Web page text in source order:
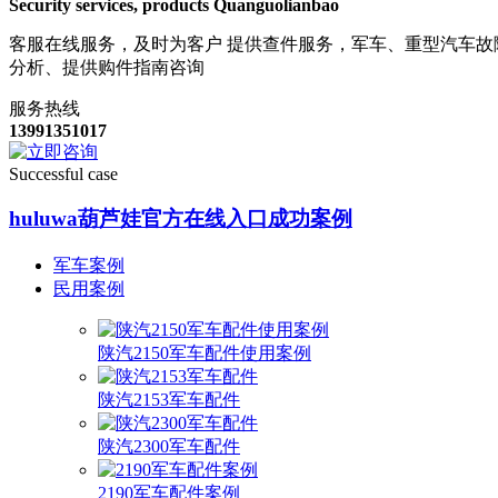
Security services, products Quanguolianbao
客服在线服务，及时为客户 提供查件服务，军车、重型汽车
分析、提供购件指南咨询
服务热线
13991351017
Successful case
huluwa葫芦娃官方在线入口成功案例
军车案例
民用案例
陕汽2150军车配件使用案例
陕汽2153军车配件
陕汽2300军车配件
2190军车配件案例